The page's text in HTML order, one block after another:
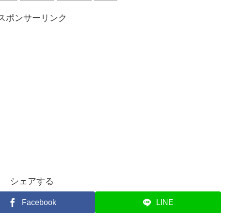
ポンサーリンク
シェアする
Facebook LINE